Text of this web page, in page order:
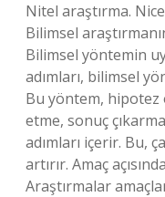
Nitel araştırma.
Bilimsel
Bilimsel yöntemin
adımları, bilimsel
Bu yöntem,
etme, sonuç
adımları içerir. Bu,
artırır. Amaç
Araştırmalar